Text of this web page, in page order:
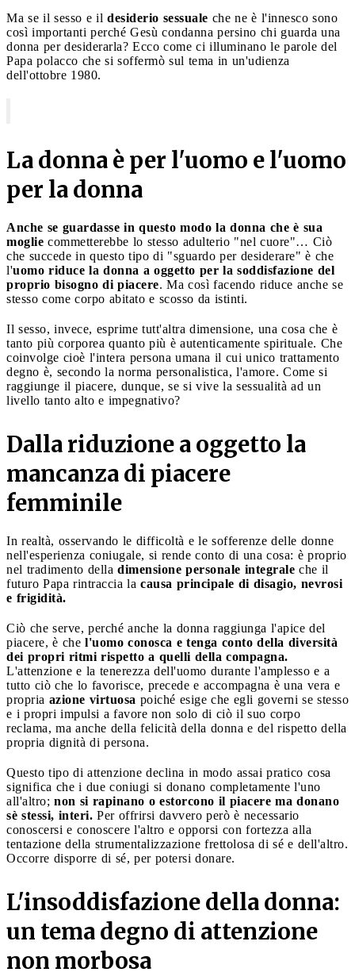
Ma se il sesso e il desiderio sessuale che ne è l'innesco sono
così importanti perché Gesù condanna persino chi guarda una
donna per desiderarla? Ecco come ci illuminano le parole del
Papa polacco che si soffermò sul tema in un'udienza
dell'ottobre 1980.
La donna è per l'uomo e l'uomo
per la donna
Anche se guardasse in questo modo la donna che è sua
moglie commetterebbe lo stesso adulterio "nel cuore"… Ciò
che succede in questo tipo di "sguardo per desiderare" è che
l'uomo riduce la donna a oggetto per la soddisfazione del
proprio bisogno di piacere. Ma così facendo riduce anche se
stesso come corpo abitato e scosso da istinti.
Il sesso, invece, esprime tutt'altra dimensione, una cosa che è
tanto più corporea quanto più è autenticamente spirituale. Che
coinvolge cioè l'intera persona umana il cui unico trattamento
degno è, secondo la norma personalistica, l'amore. Come si
raggiunge il piacere, dunque, se si vive la sessualità ad un
livello tanto alto e impegnativo?
Dalla riduzione a oggetto la
mancanza di piacere
femminile
In realtà, osservando le difficoltà e le sofferenze delle donne
nell'esperienza coniugale, si rende conto di una cosa: è proprio
nel tradimento della dimensione personale integrale che il
futuro Papa rintraccia la causa principale di disagio, nevrosi
e frigidità.
Ciò che serve, perché anche la donna raggiunga l'apice del
piacere, è che l'uomo conosca e tenga conto della diversità
dei propri ritmi rispetto a quelli della compagna.
L'attenzione e la tenerezza dell'uomo durante l'amplesso e a
tutto ciò che lo favorisce, precede e accompagna è una vera e
propria azione virtuosa poiché esige che egli governi se stesso
e i propri impulsi a favore non solo di ciò il suo corpo
reclama, ma anche della felicità della donna e del rispetto della
propria dignità di persona.
Questo tipo di attenzione declina in modo assai pratico cosa
significa che i due coniugi si donano completamente l'uno
all'altro; non si rapinano o estorcono il piacere ma donano
sè stessi, interi. Per offrirsi davvero però è necessario
conoscersi e conoscere l'altro e opporsi con fortezza alla
tentazione della strumentalizzazione frettolosa di sé e dell'altro.
Occorre disporre di sé, per potersi donare.
L'insoddisfazione della donna:
un tema degno di attenzione
non morbosa